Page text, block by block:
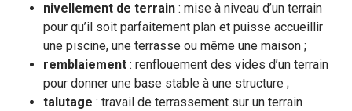
nivellement de terrain : mise à niveau d’un terrain
pour qu’il soit parfaitement plan et puisse accueillir
une piscine, une terrasse ou même une maison ;
remblaiement : renflouement des vides d’un terrain
pour donner une base stable à une structure ;
talutage : travail de terrassement sur un terrain